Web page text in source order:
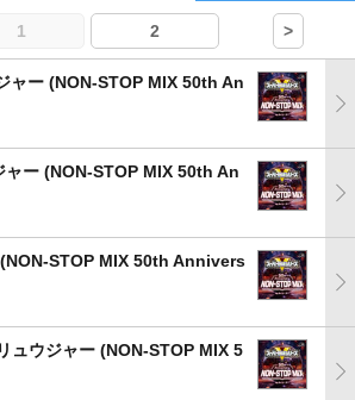
1 2 >
ャー (NON-STOP MIX 50th An
ャー (NON-STOP MIX 50th An
STOP MIX 50th Annivers
ュウジャー (NON-STOP MIX 5